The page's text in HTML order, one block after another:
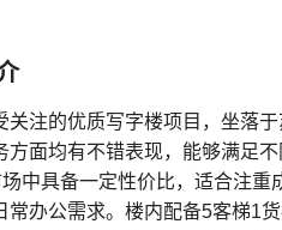
注的优质写字楼项目，坐落
面均有不错表现，能够满足
中具备一定性价比，适合注
办公需求。楼内配备5客梯1